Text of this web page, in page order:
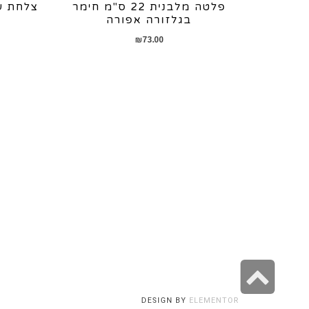
פלטה מלבנית 22 ס"מ חימר
בגלזורה אפורה
₪73.00
DESIGN BY ELEMENTOR
לראש